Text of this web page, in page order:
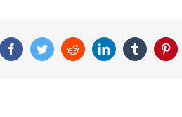
FacebookTwitterRedditLinkedInTumblr